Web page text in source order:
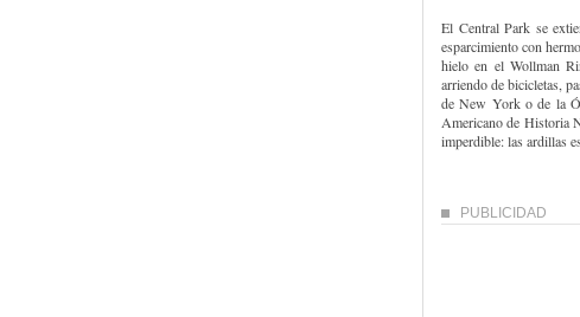
El Central Park se
esparcimiento con
hielo en el Wollman
arriendo de bicicletas,
de New York o de la
Americano de Historia
imperdible: las ardillas
PUBLICIDAD